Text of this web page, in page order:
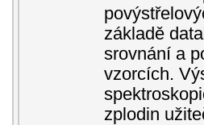
základě
srovnání a
vzorcích.
zplodin